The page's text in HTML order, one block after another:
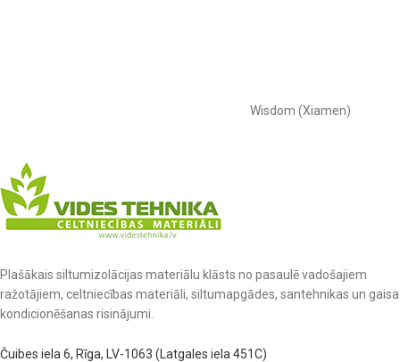
Wisdom (Xiamen)
Plašākais siltumizolācijas materiālu klāsts no pasaulē vadošajiem
ražotājiem, celtniecības materiāli, siltumapgādes, santehnikas un gaisa
kondicionēšanas risinājumi.
Čuibes iela 6, Rīga, LV-1063 (Latgales iela 451C)